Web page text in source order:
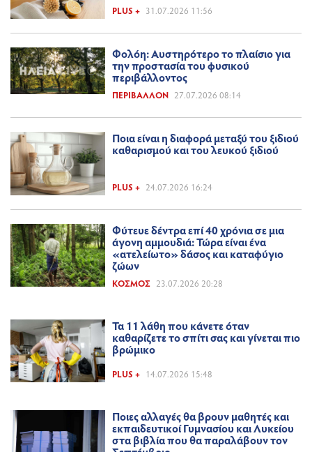
PLUS + 31.07.2026 11:56
Φολόη: Αυστηρότερο το πλαίσιο για
την προστασία του φυσικού
περιβάλλοντος
ΠΕΡΙΒΆΛΛΟΝ 27.07.2026 08:14
Ποια είναι η διαφορά μεταξύ του ξιδιού
καθαρισμού και του λευκού ξιδιού
PLUS + 24.07.2026 16:24
Φύτευε δέντρα επί 40 χρόνια σε μια
άγονη αμμουδιά: Τώρα είναι ένα
«ατελείωτο» δάσος και καταφύγιο
ζώων
ΚΌΣΜΟΣ 23.07.2026 20:28
Τα 11 λάθη που κάνετε όταν
καθαρίζετε το σπίτι σας και γίνεται πιο
βρώμικο
PLUS + 14.07.2026 15:48
Ποιες αλλαγές θα βρουν μαθητές και
εκπαιδευτικοί Γυμνασίου και Λυκείου
στα βιβλία που θα παραλάβουν τον